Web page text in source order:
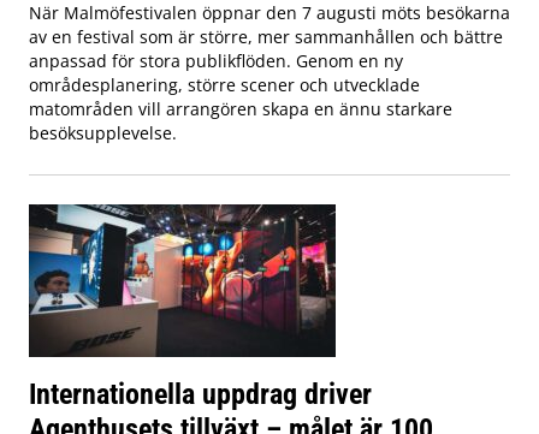
När Malmöfestivalen öppnar den 7 augusti möts besökarna
av en festival som är större, mer sammanhållen och bättre
anpassad för stora publikflöden. Genom en ny
områdesplanering, större scener och utvecklade
matområden vill arrangören skapa en ännu starkare
besöksupplevelse.
Internationella uppdrag driver